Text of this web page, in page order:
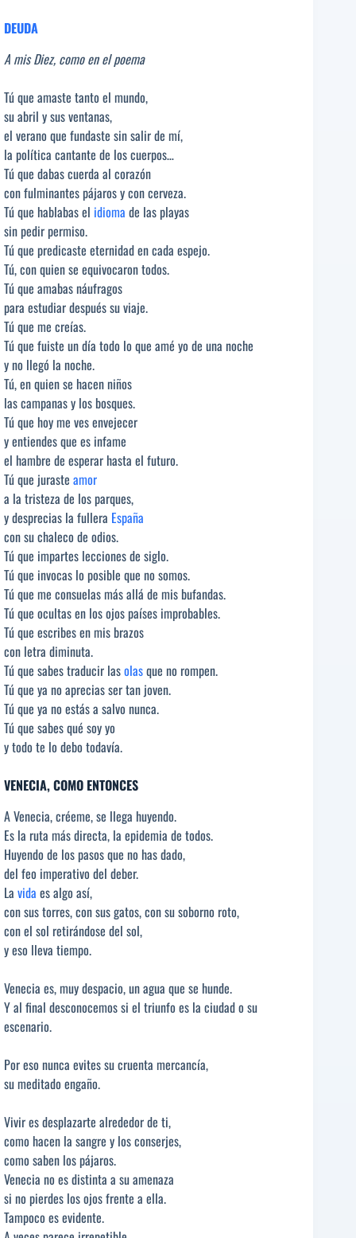
DEUDA
A mis Diez, como en el poema
Tú que amaste tanto el mundo,
su abril y sus ventanas,
el verano que fundaste sin salir de mí,
la política cantante de los cuerpos…
Tú que dabas cuerda al corazón
con fulminantes pájaros y con cerveza.
Tú que hablabas el idioma de las playas
sin pedir permiso.
Tú que predicaste eternidad en cada espejo.
Tú, con quien se equivocaron todos.
Tú que amabas náufragos
para estudiar después su viaje.
Tú que me creías.
Tú que fuiste un día todo lo que amé yo de una noche
y no llegó la noche.
Tú, en quien se hacen niños
las campanas y los bosques.
Tú que hoy me ves envejecer
y entiendes que es infame
el hambre de esperar hasta el futuro.
Tú que juraste amor
a la tristeza de los parques,
y desprecias la fullera España
con su chaleco de odios.
Tú que impartes lecciones de siglo.
Tú que invocas lo posible que no somos.
Tú que me consuelas más allá de mis bufandas.
Tú que ocultas en los ojos países improbables.
Tú que escribes en mis brazos
con letra diminuta.
Tú que sabes traducir lasolasque no rompen.
Tú que ya no aprecias ser tan joven.
Tú que ya no estás a salvo nunca.
Tú que sabes qué soy yo
y todo te lo debo todavía.
VENECIA, COMO ENTONCES
A Venecia, créeme, se llega huyendo.
Es la ruta más directa, la epidemia de todos.
Huyendo de los pasos que no has dado,
del feo imperativo del deber.
La vida es algo así,
con sus torres, con sus gatos, con su soborno roto,
con el sol retirándose del sol,
y eso lleva tiempo.
Venecia es, muy despacio, un agua que se hunde.
Y al final desconocemos si el triunfo es la ciudad o su
escenario.
Por eso nunca evites su cruenta mercancía,
su meditado engaño.
Vivir es desplazarte alrededor de ti,
como hacen la sangre y los conserjes,
como saben los pájaros.
Venecia no es distinta a su amenaza
si no pierdes los ojos frente a ella.
Tampoco es evidente.